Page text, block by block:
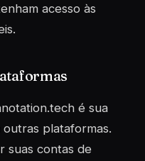
acesso às
é sua
plataformas.
suas contas de